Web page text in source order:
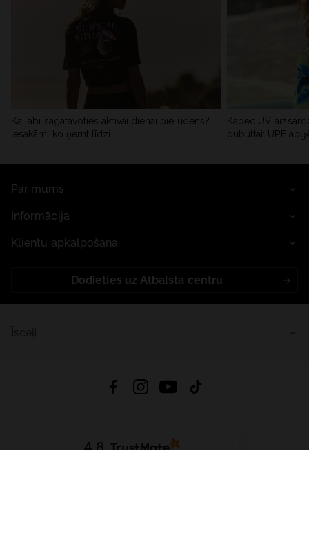
Kā labi sagatavoties aktīvai dienai pie ūdens?
Iesakām, ko ņemt līdzi
Kāpēc UV
dubultai: UPF
Par mums
Informācija
Klientu apkalpošana
Dodieties uz Atbalsta centru
4.8